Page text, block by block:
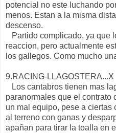
potencial no este luchando
menos. Estan a la misma
descenso.
Partido complicado, ya que
reaccion, pero actualmente
los gallegos. Como mucho
9.RACING-LLAGOSTERA...X
Los cantabros tienen mas
paranormales que el contrato
un mal equipo, pese a ciertas
al terreno con ganas y
apañan para tirar la toalla en